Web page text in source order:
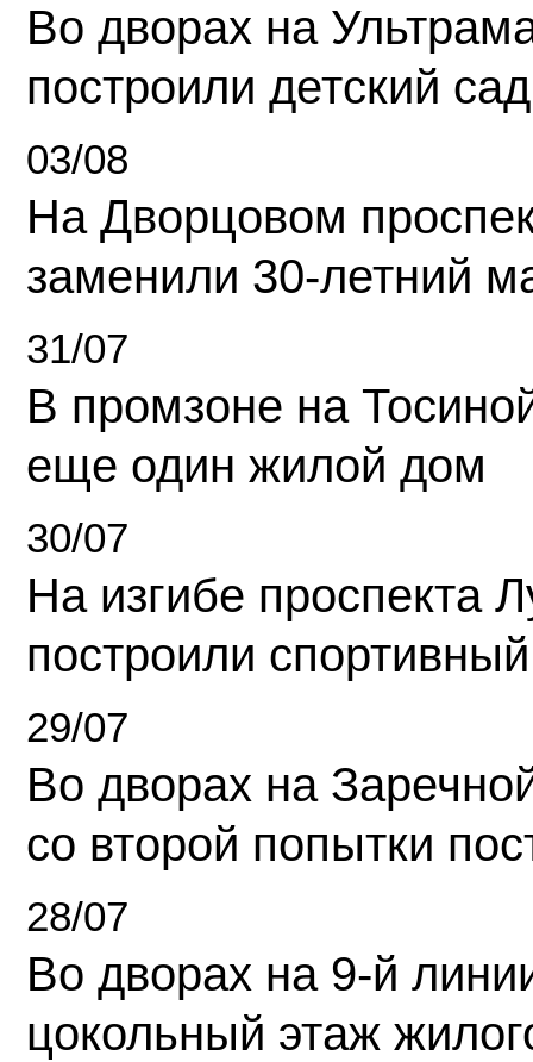
Во дворах на
построили детский сад
03/08
На Дворцовом
заменили 30-летний
31/07
В промзоне на
еще один жилой дом
30/07
На изгибе проспекта
построили
29/07
Во дворах на
со второй попытки
28/07
Во дворах на 9-й
цокольный этаж